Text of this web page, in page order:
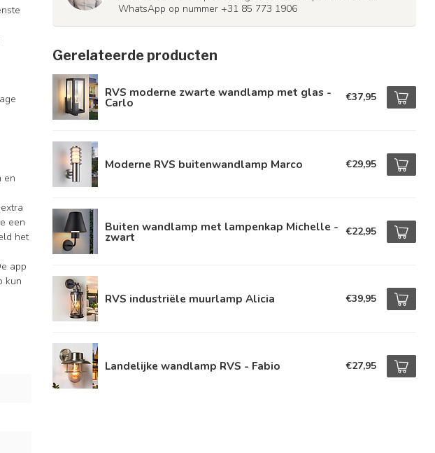
en
een
het
app
kun
WhatsApp op nummer +31 85 773 1906
Gerelateerde producten
RVS moderne zwarte wandlamp met glas -
Carlo €37,95
Moderne RVS buitenwandlamp Marco €29,95
Buiten wandlamp met lampenkap Michelle -
zwart €22,95
RVS industriële muurlamp Alicia €39,95
Landelijke wandlamp RVS - Fabio €27,95